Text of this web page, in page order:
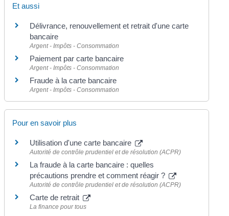
Et aussi
Délivrance, renouvellement et retrait d'une carte
bancaire
Argent - Impôts - Consommation
Paiement par carte bancaire
Argent - Impôts - Consommation
Fraude à la carte bancaire
Argent - Impôts - Consommation
Pour en savoir plus
Utilisation d'une carte bancaire
Autorité de contrôle prudentiel et de résolution (ACPR)
La fraude à la carte bancaire : quelles
précautions prendre et comment réagir ?
Autorité de contrôle prudentiel et de résolution (ACPR)
Carte de retrait
La finance pour tous